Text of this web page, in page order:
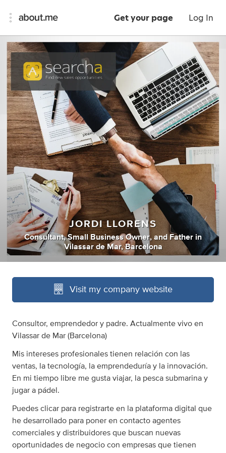
Get your page Log In
JORDI LLORENS
Consultant, Small Business Owner, andFather in
Vilassar de Mar, Barcelona
Visit my company website
Consultor, emprendedor y padre. Actualmente vivo en
Vilassar de Mar (Barcelona)
Mis intereses profesionales tienen relación con las
ventas, la tecnología, la emprendeduría y la innovación.
En mi tiempo libre me gusta viajar, la pesca submarina y
jugar a pádel.
Puedes clicar para registrarte en la plataforma digital que
he desarrollado para poner en contacto agentes
comerciales y distribuidores que buscan nuevas
oportunidades de negocio con empresas que tienen